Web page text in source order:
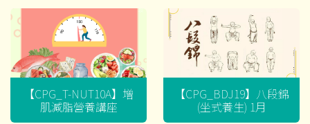
【CPG_T-NUT10A】增
肌減脂營養講座
【CPG_BDJ19】八段錦
(坐式養生) 1月